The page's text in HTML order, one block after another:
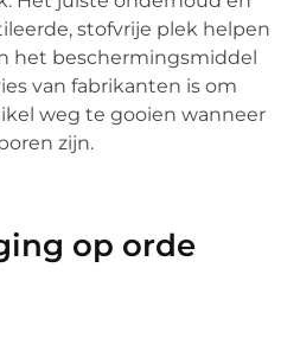
stofvrije plek helpen
het beschermingsmiddel
van fabrikanten is om
weg te gooien wanneer
zijn.
op orde